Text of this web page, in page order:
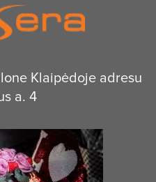
Klaipėdoje adresu
a. 4